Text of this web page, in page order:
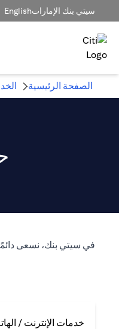
سيتي بنك الإماراتEnglish
الصفحة الرئيسية
في سيتي بنك، نسعى
خدمات الإنترنت /